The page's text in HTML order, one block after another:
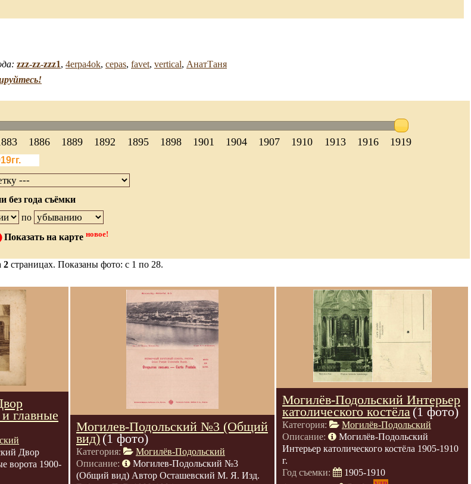
zzz-zz-zzz1, 4erpa4ok, cepas, favet, vertical, АнатТаня
1886 1889 1892 1895 1898 1901 1904 1907 1910 1913 1916 1919
без года съёмки
по
Показать на карте новое!
2 страницах. Показаны фото: с 1 по 28.
главные
Двор
ворота 1900-
Могилев-Подольский №3 (Общий
вид)(1 фото)
Категория:
Могилёв-Подольский
Описание:
Могилев-Подольский №3
(Общий вид) Автор Осташевский М. Я. Изд.
Могилёв-Подольский Интерьер
католического костёла(1 фото)
Категория:
Могилёв-Подольский
Описание:
Могилёв-Подольский
Интерьер католического костёла 1905-1910
г.
Год съемки:
1905-1910